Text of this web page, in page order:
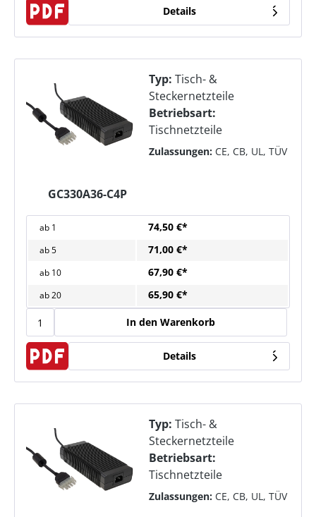
Details
GC330A36-C4P
Typ: Tisch- &
Steckernetzteile
Betriebsart:
Tischnetzteile
Zulassungen: CE, CB, UL, TÜV
ab 1 74,50 €*
ab5 71,00 €*
ab 10 67,90 €*
ab20 65,90 €*
In den Warenkorb
Details
Typ: Tisch- &
Steckernetzteile
Betriebsart:
Tischnetzteile
Zulassungen: CE, CB, UL, TÜV